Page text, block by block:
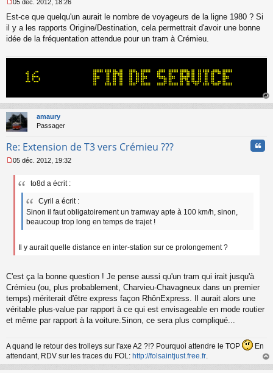
e
s
s
l
u
05 déc. 2012, 18:26
Est-ce que quelqu'un aurait le nombre de voyageurs de la ligne 1980 ? Si
il y a les rapports Origine/Destination, cela permettrait d'avoir une bonne
idée de la fréquentation attendue pour un tram à Crémieu.
au
amaury
Passager
Re: Extension de T3 vers Crémieu ???
e
05 déc. 2012, 19:32
to8d a écrit :
Cyril a écrit :
Sinon il faut obligatoirement un tramway apte à 100 km/h, sinon,
beaucoup trop long en temps de trajet !
Il y aurait quelle distance en inter-station sur ce prolongement ?
C'est ça la bonne question ! Je pense aussi qu'un tram qui irait jusqu'à
Crémieu (ou, plus probablement, Charvieu-Chavagneux dans un premier
temps) mériterait d'être express façon RhônExpress. Il aurait alors une
véritable plus-value par rapport à ce qui est envisageable en mode routier
et même par rapport à la voiture.Sinon, ce sera plus compliqué...
A quand le retour des trolleys sur l'axe A2 ?!? Pourquoi attendre le TOP
En
attendant, RDV sur les traces du FOL: http://folsaintjust.free.fr.
au